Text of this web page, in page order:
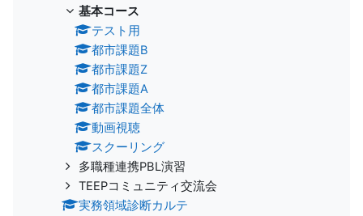
基本コース
テスト用
都市課題B
都市課題Z
都市課題A
都市課題全体
動画視聴
スクーリング
多職種連携PBL演習
TEEPコミュニティ交流会
実務領域診断カルテ